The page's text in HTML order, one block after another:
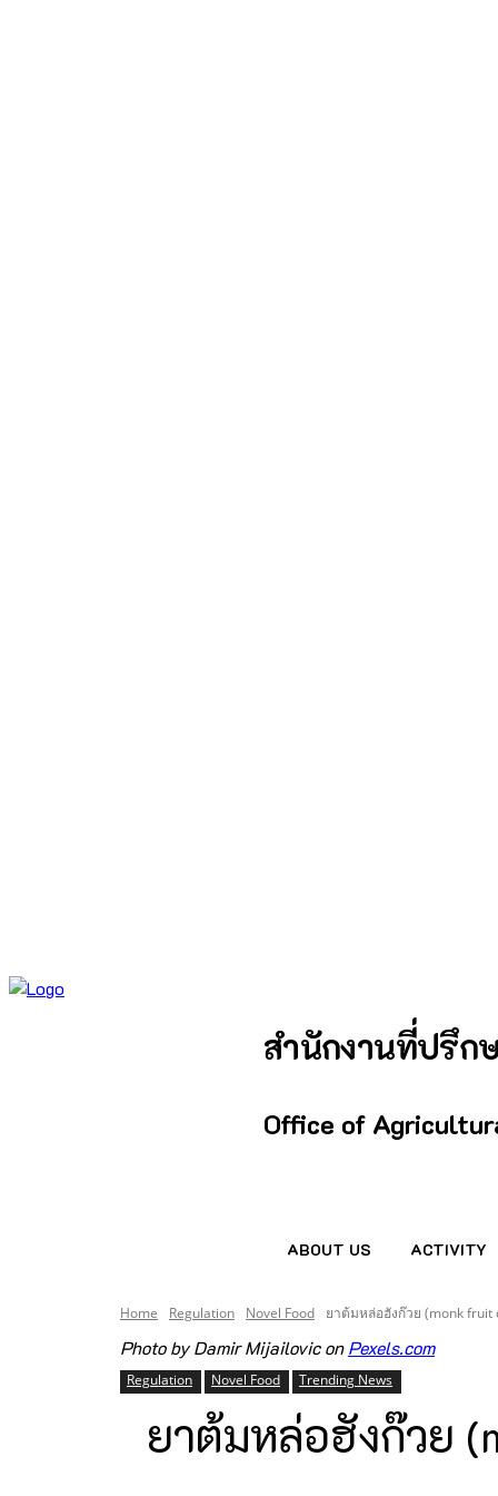
สำนักงานที่ปรึก
Office of
ABOUT US ACTIVITY
Home Regulation Novel Food ยาต้มหล่อฮังก๊วย (monk
Photo by Damir Mijailovic onPexels.com
Regulation Novel Food Trending News
ยาต้มหล่อฮังก๊วย